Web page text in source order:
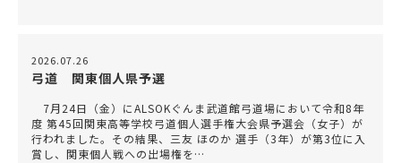
2026.07.26
弓道 関東個人県予選
7月24日（金）にALSOKぐんま武道館弓道場において令和8年
度 第45回関東高等学校弓道個人選手権大会県予選会（女子）が
行われました。その結果、三友 ほのか 選手（3年）が第3位に入
賞し、関東個人戦への出場権を…